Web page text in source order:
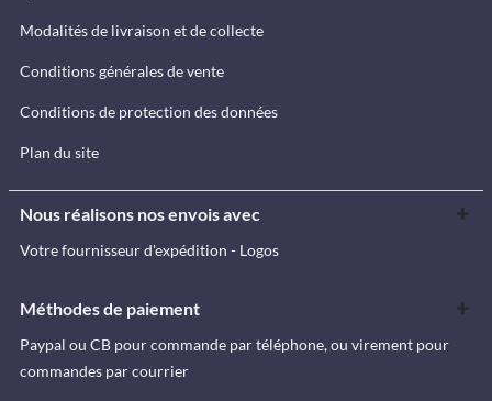
Modalités de livraison et de collecte
Conditions générales de vente
Conditions de protection des données
Plan du site
Nous réalisons nos envois avec
Votre fournisseur d'expédition - Logos
Méthodes de paiement
Paypal ou CB pour commande par téléphone, ou virement pour
commandes par courrier